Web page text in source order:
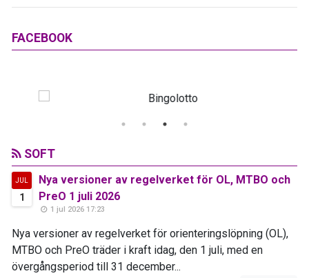
FACEBOOK
SOFT
JUL
1
Nya versioner av regelverket för OL, MTBO och
PreO 1 juli 2026
1 jul 2026 17:23
Nya versioner av regelverket för orienteringslöpning (OL),
MTBO och PreO träder i kraft idag, den 1 juli, med en
övergångsperiod till 31 december...